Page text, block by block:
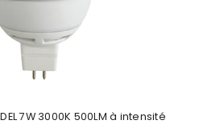
7W 3000K 500LM à intensité